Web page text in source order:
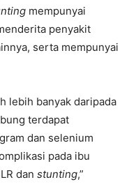
mempunyai
penyakit
serta mempunyai
lebih banyak daripada
terdapat
dan selenium
pada ibu
dan stunting,”